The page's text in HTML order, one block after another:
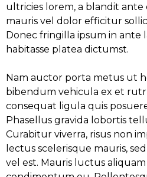
ultricies lorem, a blandit ante
mauris vel dolor efficitur
Donec fringilla ipsum in ante
habitasse platea dictumst.
Nam auctor porta metus ut
bibendum vehicula ex et
consequat ligula quis
Phasellus gravida lobortis
Curabitur viverra, risus non
lectus scelerisque mauris,
vel est. Mauris luctus